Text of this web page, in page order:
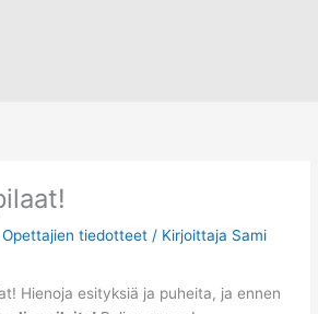
Opettajien tiedotteet / Kirjoittaja Sami
Hienoja esityksiä ja puheita, ja ennen